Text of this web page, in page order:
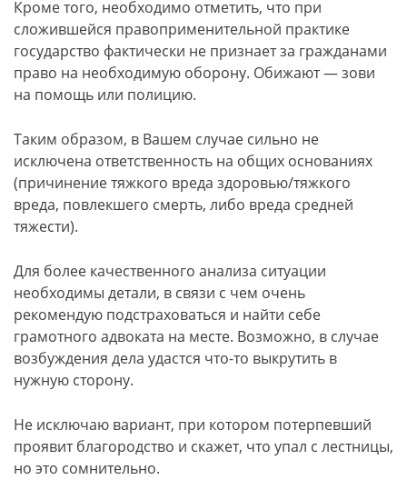
Кроме того, необходимо отметить, что при
сложившейся правоприменительной практике
государство фактически не признает за гражданами
право на необходимую оборону. Обижают — зови
на помощь или полицию.
Таким образом, в Вашем случае сильно не
исключена ответственность на общих основаниях
(причинение тяжкого вреда здоровью/тяжкого
вреда, повлекшего смерть, либо вреда средней
тяжести).
Для более качественного анализа ситуации
необходимы детали, в связи с чем очень
рекомендую подстраховаться и найти себе
грамотного адвоката на месте. Возможно, в случае
возбуждения дела удастся что-то выкрутить в
нужную сторону.
Не исключаю вариант, при котором потерпевший
проявит благородство и скажет, что упал с лестницы,
но это сомнительно.